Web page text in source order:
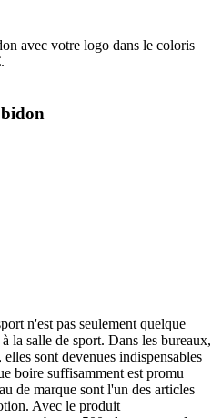
n'est pas seulement quelque
la salle de sport. Dans les bureaux,
sont devenues indispensables
boire suffisamment est promu
de marque sont l'un des articles
Avec le produit